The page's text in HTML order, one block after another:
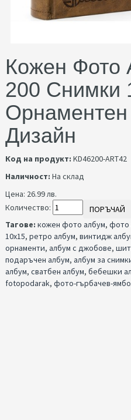
Кожен Фото
200 Снимки
Орнаментен
Дизайн
Код на продукт: KD46200-ART42
Наличност: На склад
Цена: 26.99 лв.
Количество:
ПОРЪЧАЙ
Тагове: кожен фото албум, фото
10x15, ретро албум, винтидж
орнаменти, албум с джобове, шит
подаръчен албум, албум за
албум, сватбен албум, бебешки
fotopodarak, фото-гърбачев-